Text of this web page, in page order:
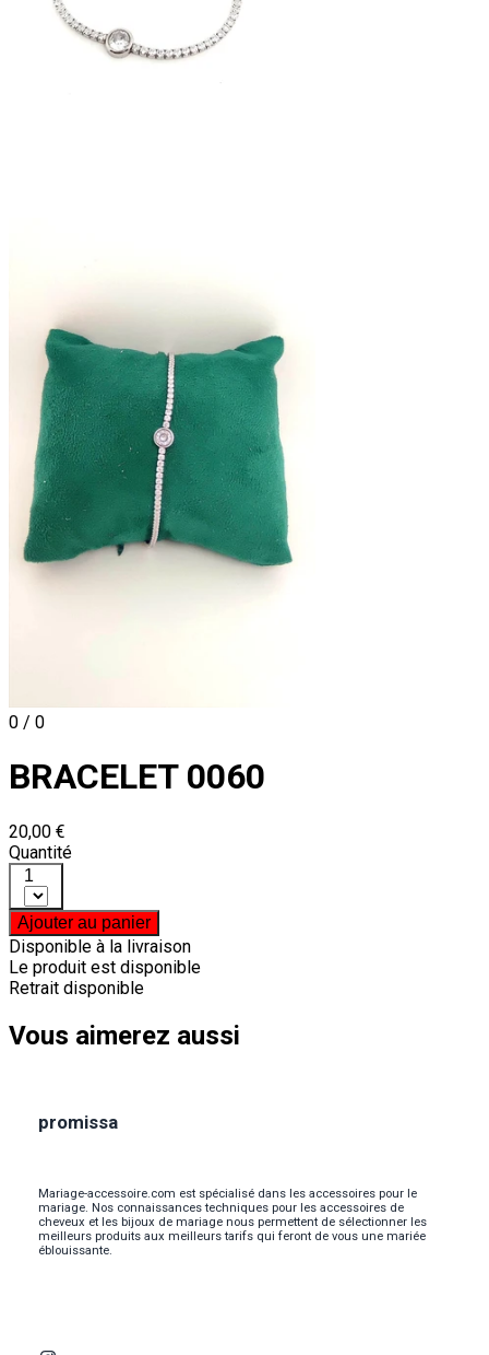
0 / 0
BRACELET 0060
20,00 €
Quantité
1
Ajouter au panier
Disponible à la livraison
Le produit est disponible
Retrait disponible
Vous aimerez aussi
promissa
Mariage-accessoire.com est spécialisé dans les accessoires pour le
mariage. Nos connaissances techniques pour les accessoires de
cheveux et les bijoux de mariage nous permettent de sélectionner les
meilleurs produits aux meilleurs tarifs qui feront de vous une mariée
éblouissante.